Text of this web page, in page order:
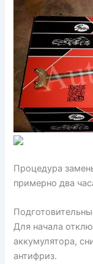
Процедура
примерно два
Для начала
аккумулятора,
антифриз.